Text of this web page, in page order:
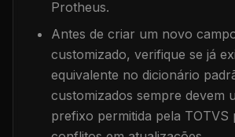
Protheus.
Antes de criar um novo
customizado, verifique se já
equivalente no dicionário
customizados sempre devem
prefixo permitida pela TOTVS